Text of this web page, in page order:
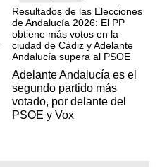
Resultados de las Elecciones
de Andalucía 2026: El PP
obtiene más votos en la
ciudad de Cádiz y Adelante
Andalucía supera al PSOE
Adelante Andalucía es el
segundo partido más
votado, por delante del
PSOE y Vox